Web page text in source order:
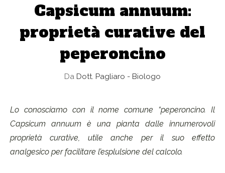
Capsicum annuum:
proprietà curative del
peperoncino
Da Dott. Pagliaro - Biologo
Lo conosciamo con il nome comune “peperoncino. Il
Capsicum annuum è una pianta dalle innumerovoli
proprietà curative, utile anche per il suo effetto
analgesico per facilitare l’esplulsione del calcolo.